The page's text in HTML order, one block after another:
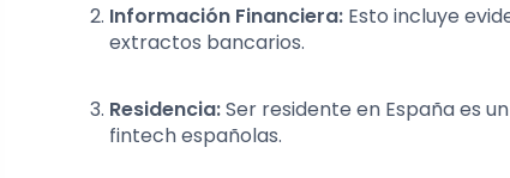
Información Financiera: Esto incluye
extractos bancarios.
Residencia:Ser residente en España es
fintech españolas.